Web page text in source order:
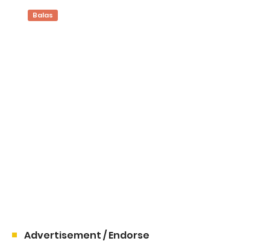
Balas
Advertisement / Endorse